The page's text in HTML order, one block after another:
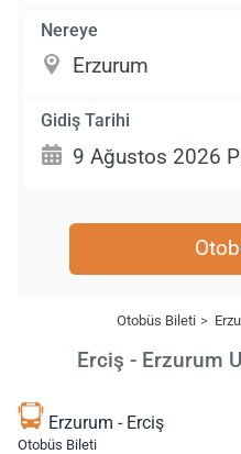
Nereye
Gidiş Tarihi
Otobüs Bileti
Erciş - Erzurum
Erzurum - Erciş
Otobüs Bileti